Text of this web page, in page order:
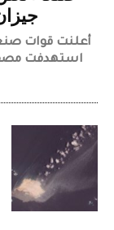
أعلنت قوات
استهدفت